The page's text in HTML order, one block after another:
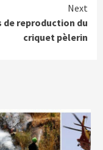
Next
de reproduction du
criquet pèlerin